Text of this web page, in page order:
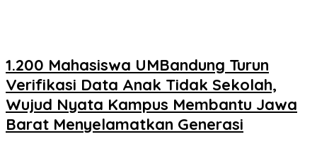
1.200 Mahasiswa UMBandung Turun
Verifikasi Data Anak Tidak Sekolah,
Wujud Nyata Kampus Membantu Jawa
Barat Menyelamatkan Generasi